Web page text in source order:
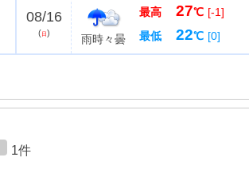
ド製の遊具など...
08/16
( 日) 雨時々曇
最高 27℃ [-1]
最低
22℃ [0]
1件